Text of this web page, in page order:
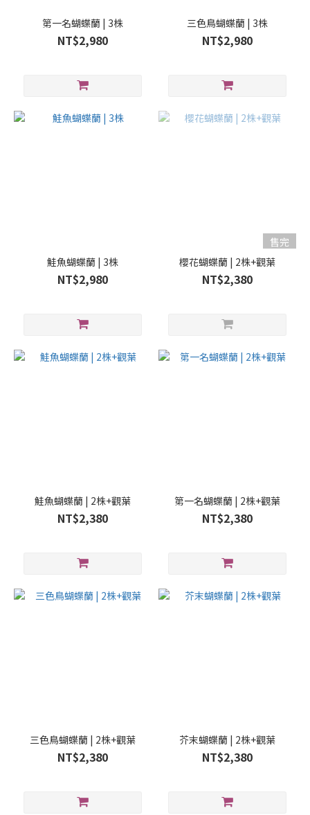
第一名蝴蝶蘭 | 3株
NT$2,980
三色鳥蝴蝶蘭 | 3株
NT$2,980
鮭魚蝴蝶蘭 | 3株
NT$2,980
售完
櫻花蝴蝶蘭 | 2株+觀葉
NT$2,380
鮭魚蝴蝶蘭 | 2株+觀葉
NT$2,380
第一名蝴蝶蘭 | 2株+觀葉
NT$2,380
三色鳥蝴蝶蘭 | 2株+觀葉
NT$2,380
芥末蝴蝶蘭 | 2株+觀葉
NT$2,380